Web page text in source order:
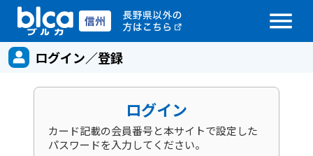
menu
ログイン／登録
ログイン
カード記載の会員番号と本サイトで設定した
パスワードを入力してください。